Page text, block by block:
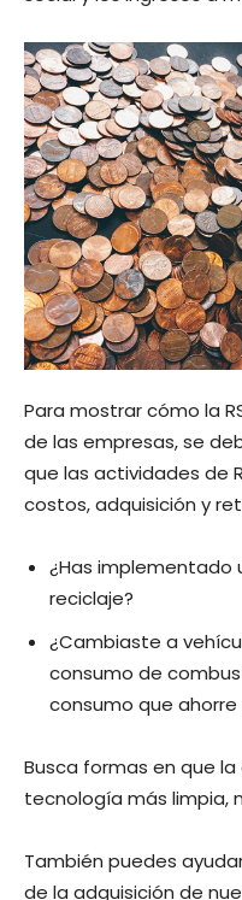
Para mostrar cómo la
de las empresas, se
que las actividades de
costos, adquisición y
¿Has implementado
reciclaje?
¿Cambiaste a
consumo de
consumo que ahorre
Busca formas en que
tecnología más limpia,
También puedes
de la adquisición de